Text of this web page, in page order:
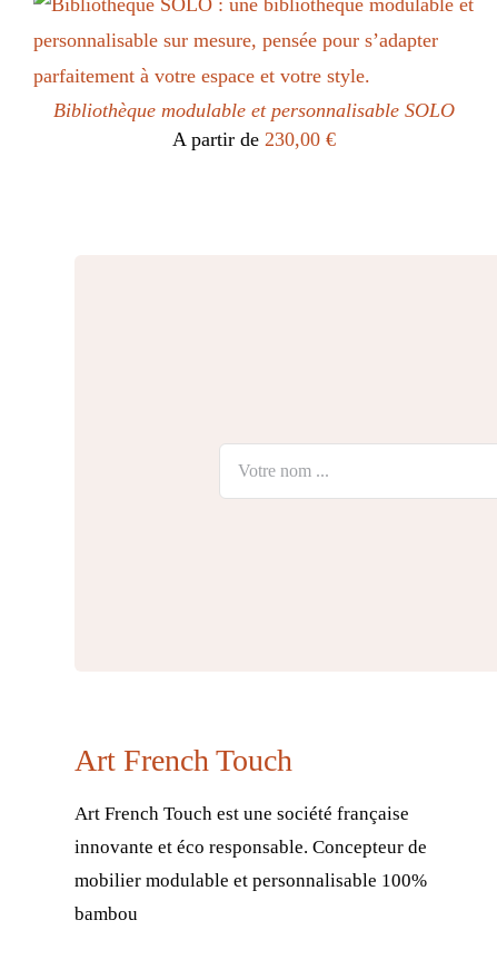
Bibliothèque modulable et personnalisable SOLO
A partir de230,00€
Art French Touch
Art French Touch est une société française
innovante et éco responsable. Concepteur de
mobilier modulable et personnalisable 100%
bambou